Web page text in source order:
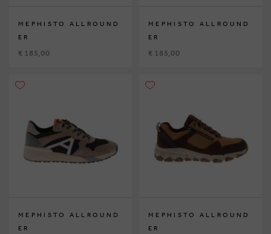
MEPHISTO ALLROUND
ER
€ 185,00
MEPHISTO ALLROUND
ER
€ 185,00
MEPHISTO ALLROUND
ER
MEPHISTO ALLROUND
ER